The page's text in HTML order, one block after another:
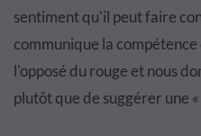
sentiment qu'il peut faire
communique la
l'opposé du rouge et nous
plutôt que de suggérer une